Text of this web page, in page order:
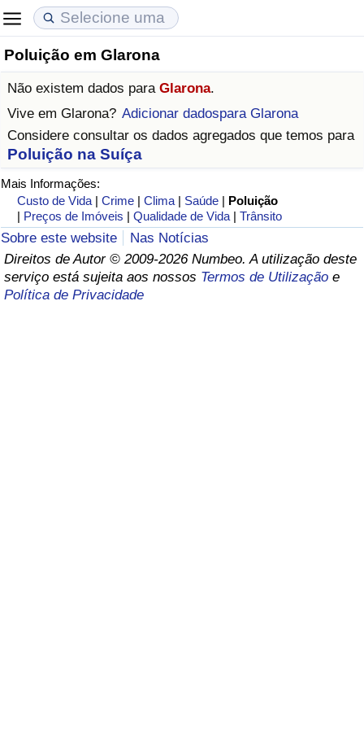
Poluição em Glarona
Não existem dados para Glarona.
Vive em Glarona? Adicionar dadospara Glarona
Considere consultar os dados agregados que temos para
Poluição na Suíça
Mais Informações:
Custo de Vida |Crime |Clima | Saúde | Poluição
| Preços de Imóveis |Qualidade de Vida |Trânsito
Sobre este website
Nas Notícias
Direitos de Autor © 2009-2026 Numbeo. A utilização deste
serviço está sujeita aos nossos Termos de Utilização e
Política de Privacidade
Custo de Vida
Indicador de Custo de Vida
Indicador de Custo de Vida Por País
em Aqaba
Preços de Imóveis
Indicador de Preços de Imóveis
Indicador de Preços de Imóveis por País
Qualidade de Vida
Indicador de Qualidade de Vida (Atual)
Índice de qualidade de vida por país
Crime
Taxa do Indicador de Crime (Atual)